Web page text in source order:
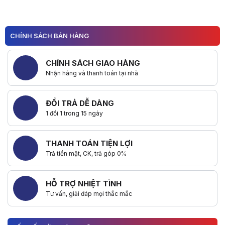
CHÍNH SÁCH BÁN HÀNG
CHÍNH SÁCH GIAO HÀNG
Nhận hàng và thanh toán tại nhà
ĐỔI TRẢ DỄ DÀNG
1 đổi 1 trong 15 ngày
THANH TOÁN TIỆN LỢI
Trả tiền mặt, CK, trả góp 0%
HỖ TRỢ NHIỆT TÌNH
Tư vấn, giải đáp mọi thắc mắc